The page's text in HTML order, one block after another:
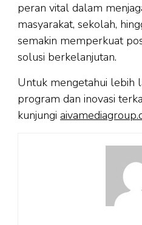
peran vital dalam
masyarakat, sekolah,
semakin memperkuat
solusi berkelanjutan.
Untuk mengetahui lebih
program dan inovasi
kunjungi